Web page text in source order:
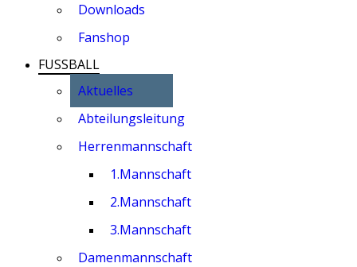
Downloads
Fanshop
FUSSBALL
Aktuelles
Abteilungsleitung
Herrenmannschaft
1.Mannschaft
2.Mannschaft
3.Mannschaft
Damenmannschaft